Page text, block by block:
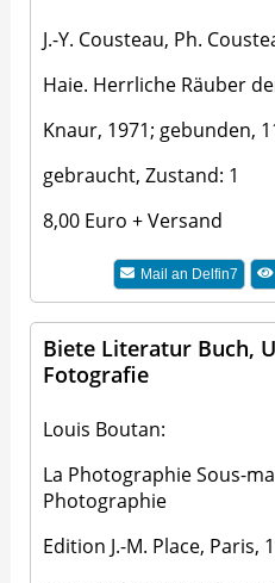
J.-Y. Cousteau, Ph.
Haie. Herrliche Räuber
Knaur, 1971; gebunden,
gebraucht, Zustand: 1
8,00 Euro + Versand
Mail an Delfin7
Biete Literatur Buch,
Fotografie
Louis Boutan:
La Photographie Sous-
Photographie
Edition J.-M. Place, Paris,